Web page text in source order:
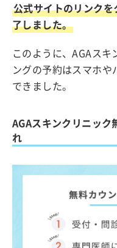
公式サイトのリンク
了しました。
このように、AGAス
ングの予約はスマホ
できました。
AGAスキンクリニッ
れ